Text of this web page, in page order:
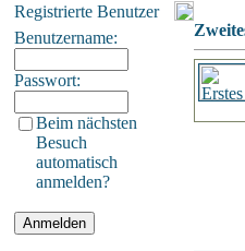
Registrierte Benutzer
Benutzername:
Passwort:
Beim nächsten
Besuch
automatisch
anmelden?